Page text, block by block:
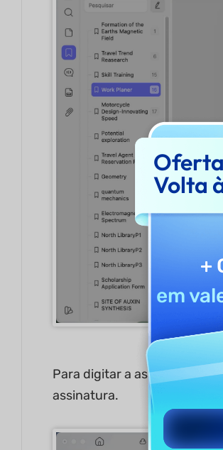
Para digitar a assinatura,
assinatura.
Volta
+
em